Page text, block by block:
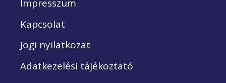
Impresszum
Kapcsolat
Jogi nyilatkozat
Adatkezelési tájékoztató